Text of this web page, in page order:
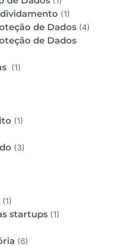
(1)
de Dados (4)
de Dados
(1)
(1)
(3)
(1)
startups (1)
(6)